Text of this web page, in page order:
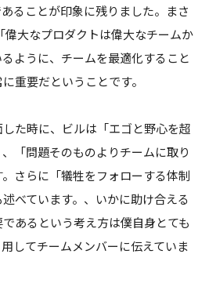
あることが印象に残りました。まさ
大なプロダクトは偉大なチームか
ように、チームを最適化すること
重要だということです。
た時に、ビルは「エゴと野心を超
「問題そのものよりチームに取り
さらに「犠牲をフォローする体制
べています。、いかに助け合える
あるという考え方は僕自身とても
してチームメンバーに伝えていま